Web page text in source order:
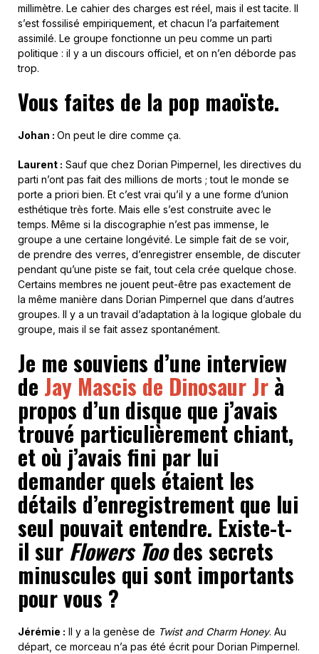
millimètre. Le cahier des charges est réel, mais il est tacite. Il
s’est fossilisé empiriquement, et chacun l’a parfaitement
assimilé. Le groupe fonctionne un peu comme un parti
politique : il y a un discours officiel, et on n’en déborde pas
trop.
Vous faites de la pop maoïste.
Johan : On peut le dire comme ça.
Laurent : Sauf que chez Dorian Pimpernel, les directives du
parti n’ont pas fait des millions de morts ; tout le monde se
porte a priori bien. Et c’est vrai qu’il y a une forme d’union
esthétique très forte. Mais elle s’est construite avec le
temps. Même si la discographie n’est pas immense, le
groupe a une certaine longévité. Le simple fait de se voir,
de prendre des verres, d’enregistrer ensemble, de discuter
pendant qu’une piste se fait, tout cela crée quelque chose.
Certains membres ne jouent peut-être pas exactement de
la même manière dans Dorian Pimpernel que dans d’autres
groupes. Il y a un travail d’adaptation à la logique globale du
groupe, mais il se fait assez spontanément.
Je me souviens d’une interview
de Jay Mascis de Dinosaur Jr à
propos d’un disque que j’avais
trouvé particulièrement chiant,
et où j’avais fini par lui
demander quels étaient les
détails d’enregistrement que lui
seul pouvait entendre. Existe-t-
il sur Flowers Toodes secrets
minuscules qui sont importants
pour vous ?
Jérémie : Il y a la genèse de Twist and Charm Honey. Au
départ, ce morceau n’a pas été écrit pour Dorian Pimpernel.